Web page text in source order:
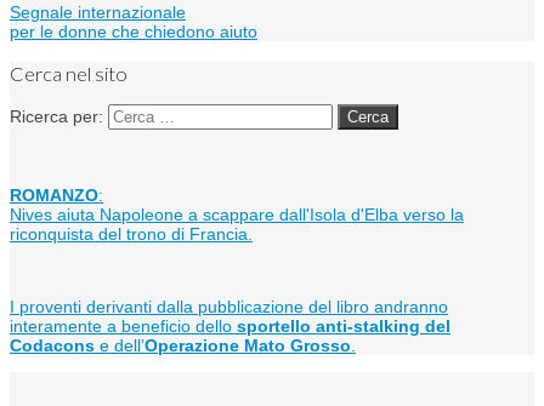
Segnale internazionale
per le donne che chiedono aiuto
Cerca nel sito
Ricerca per:
ROMANZO:
Nives aiuta Napoleone a scappare dall'Isola d'Elba verso la
riconquista del trono di Francia.
I proventi derivanti dalla pubblicazione del libro andranno
interamente a beneficio dello sportello anti-stalking del
Codacons e dell’Operazione Mato Grosso